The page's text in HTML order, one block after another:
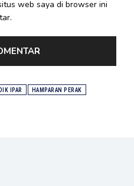
web saya di browser ini
IPAR HAMPARAN PERAK